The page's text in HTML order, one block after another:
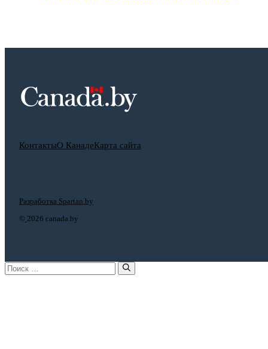
КонтактыО КанадеКарта сайта
© 2026 canada.by
Разработка Spartan.by
Поиск: